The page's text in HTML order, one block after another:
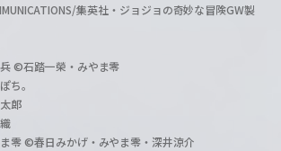
集英社・ジョジョの奇妙な冒険GW製
©石踏一榮・みやま零
ち。
郎
零 ©春日みかげ・みやま零・深井涼介